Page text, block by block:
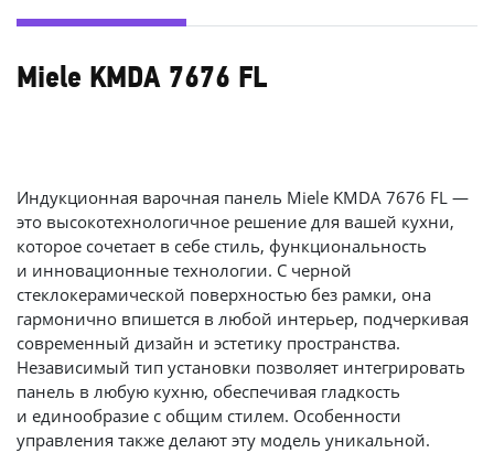
Miele KMDA 7676 FL
Индукционная варочная панель Miele KMDA 7676 FL —
это высокотехнологичное решение для вашей кухни,
которое сочетает в себе стиль, функциональность
и инновационные технологии. С черной
стеклокерамической поверхностью без рамки, она
гармонично впишется в любой интерьер, подчеркивая
современный дизайн и эстетику пространства.
Независимый тип установки позволяет интегрировать
панель в любую кухню, обеспечивая гладкость
и единообразие с общим стилем. Особенности
управления также делают эту модель уникальной.